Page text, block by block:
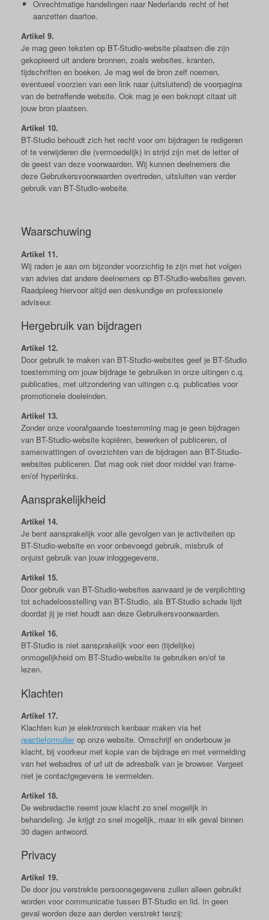
Onrechtmatige handelingen naar Nederlands recht of het
aanzetten daartoe.
Artikel 9.
Je mag geen teksten op BT-Studio-website plaatsen die zijn
gekopieerd uit andere bronnen, zoals websites, kranten,
tijdschriften en boeken. Je mag wel de bron zelf noemen,
eventueel voorzien van een link naar (uitsluitend) de voorpagina
van de betreffende website. Ook mag je een beknopt citaat uit
jouw bron plaatsen.
Artikel 10.
BT-Studio behoudt zich het recht voor om bijdragen te redigeren
of te verwijderen die (vermoedelijk) in strijd zijn met de letter of
de geest van deze voorwaarden. Wij kunnen deelnemers die
deze Gebruikersvoorwaarden overtreden, uitsluiten van verder
gebruik van BT-Studio-website.
Waarschuwing
Artikel 11.
Wij raden je aan om bijzonder voorzichtig te zijn met het volgen
van advies dat andere deelnemers op BT-Studio-websites geven.
Raadpleeg hiervoor altijd een deskundige en professionele
adviseur.
Hergebruik van bijdragen
Artikel 12.
Door gebruik te maken van BT-Studio-websites geef je BT-Studio
toestemming om jouw bijdrage te gebruiken in onze uitingen c.q.
publicaties, met uitzondering van uitingen c.q. publicaties voor
promotionele doeleinden.
Artikel 13.
Zonder onze voorafgaande toestemming mag je geen bijdragen
van BT-Studio-website kopiëren, bewerken of publiceren, of
samenvattingen of overzichten van de bijdragen aan BT-Studio-
websites publiceren. Dat mag ook niet door middel van frame-
en/of hyperlinks.
Aansprakelijkheid
Artikel 14.
Je bent aansprakelijk voor alle gevolgen van je activiteiten op
BT-Studio-website en voor onbevoegd gebruik, misbruik of
onjuist gebruik van jouw inloggegevens.
Artikel 15.
Door gebruik van BT-Studio-websites aanvaard je de verplichting
tot schadeloosstelling van BT-Studio, als BT-Studio schade lijdt
doordat jij je niet houdt aan deze Gebruikersvoorwaarden.
Artikel 16.
BT-Studio is niet aansprakelijk voor een (tijdelijke)
onmogelijkheid om BT-Studio-website te gebruiken en/of te
lezen.
Klachten
Artikel 17.
Klachten kun je elektronisch kenbaar maken via het
reactieformulierop onze website. Omschrijf en onderbouw je
klacht, bij voorkeur met kopie van de bijdrage en met vermelding
van het webadres of url uit de adresbalk van je browser. Vergeet
niet je contactgegevens te vermelden.
Artikel 18.
De webredactie neemt jouw klacht zo snel mogelijk in
behandeling. Je krijgt zo snel mogelijk, maar in elk geval binnen
30 dagen antwoord.
Privacy
Artikel 19.
De door jou verstrekte persoonsgegevens zullen alleen gebruikt
worden voor communicatie tussen BT-Studio en lid. In geen
geval worden deze aan derden verstrekt tenzij: